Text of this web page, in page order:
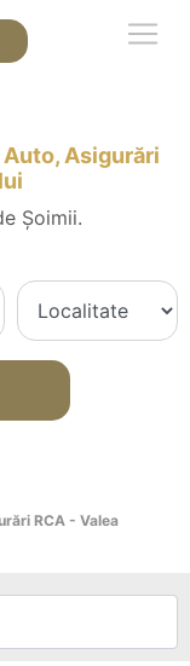
Asigurări
Șoimii.
RCA - Valea